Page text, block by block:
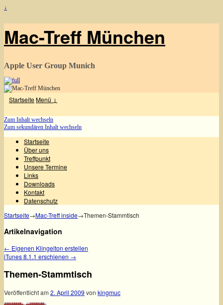
↓
Mac-Treff München
Apple User Group Munich
StartseiteMenü ↓
Zum Inhalt wechseln
Zum sekundären Inhalt wechseln
Startseite
Über uns
Treffpunkt
Unsere Termine
Links
Downloads
Kontakt
Datenschutz
Startseite→Mac-Treff inside→Themen-Stammtisch
Artikelnavigation
← Eigenen Klingelton erstellen
iTunes 8.1.1 erschienen →
Themen-Stammtisch
Veröffentlicht am 2. April 2009 von kingmuc